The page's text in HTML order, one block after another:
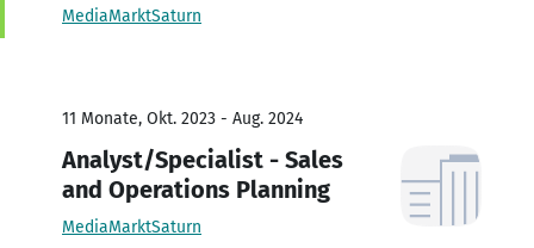
MediaMarktSaturn
11 Monate, Okt. 2023 - Aug. 2024
Analyst/Specialist - Sales
and Operations Planning
MediaMarktSaturn